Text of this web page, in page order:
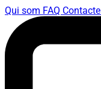
Qui som FAQ Contacte